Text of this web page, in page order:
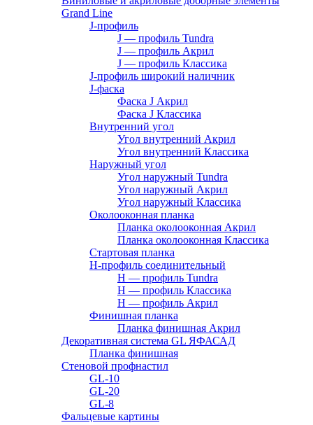
Grand Line
J-профиль
J — профиль Tundra
J — профиль Акрил
J — профиль Классика
J-профиль широкий наличник
J-фаска
Фаска J Акрил
Фаска J Классика
Внутренний угол
Угол внутренний Акрил
Угол внутренний Классика
Наружный угол
Угол наружный Tundra
Угол наружный Акрил
Угол наружный Классика
Околооконная планка
Планка околооконная Акрил
Планка околооконная Классика
Стартовая планка
H-профиль соединительный
Н — профиль Tundra
H — профиль Классика
Н — профиль Акрил
Финишная планка
Планка финишная Акрил
Декоративная система GL ЯФАСАД
Планка финишная
Стеновой профнастил
GL-10
GL-20
GL-8
Фальцевые картины